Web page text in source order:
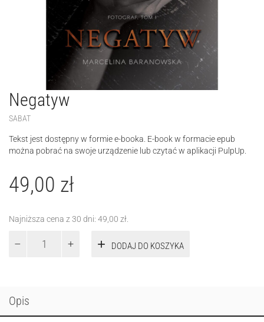
Negatyw
SABAT
Tekst jest dostępny w formie e-booka. E-book w formacie epub
można pobrać na swoje urządzenie lub czytać w aplikacji PulpUp.
49,00 zł
Najniższa cena z 30 dni: 49,00 zł
DODAJ DO KOSZYKA
Opis